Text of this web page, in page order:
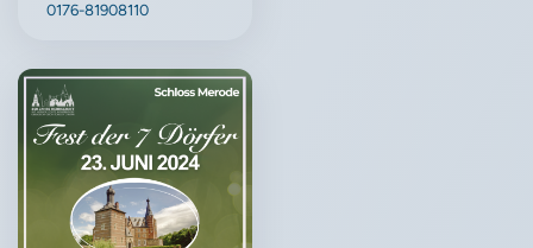
0176-81908110